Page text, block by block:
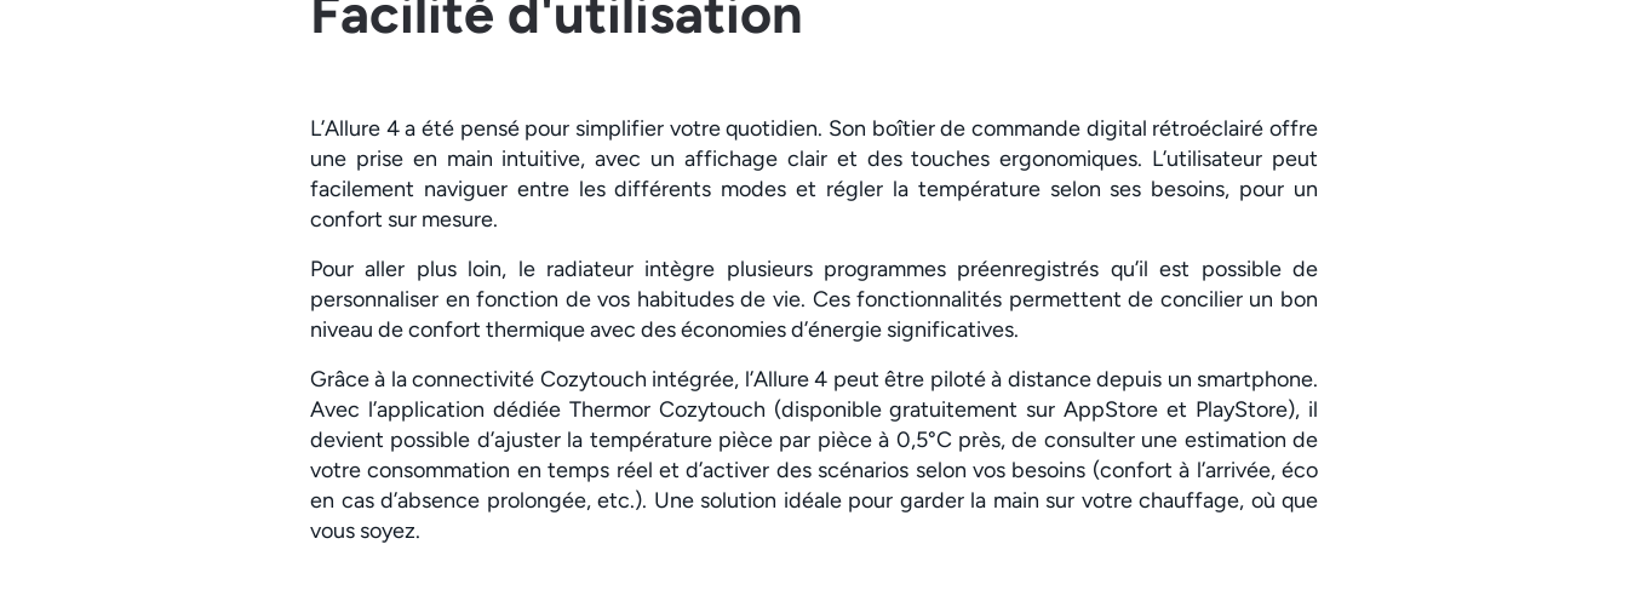
Facilité d'utilisation
L’Allure 4 a été pensé pour simplifier votre quotidien. Son boîtier de commande digital rétroéclairé offre
une prise en main intuitive, avec un affichage clair et des touches ergonomiques. L’utilisateur peut
facilement naviguer entre les différents modes et régler la température selon ses besoins, pour un
confort sur mesure.
Pour aller plus loin, le radiateur intègre plusieurs programmes préenregistrés qu’il est possible de
personnaliser en fonction de vos habitudes de vie. Ces fonctionnalités permettent de concilier un bon
niveau de confort thermique avec des économies d’énergie significatives.
Grâce à la connectivité Cozytouch intégrée, l’Allure 4 peut être piloté à distance depuis un smartphone.
Avec l’application dédiée Thermor Cozytouch (disponible gratuitement sur AppStore et PlayStore), il
devient possible d’ajuster la température pièce par pièce à 0,5°C près, de consulter une estimation de
votre consommation en temps réel et d’activer des scénarios selon vos besoins (confort à l’arrivée, éco
en cas d’absence prolongée, etc.). Une solution idéale pour garder la main sur votre chauffage, où que
vous soyez.